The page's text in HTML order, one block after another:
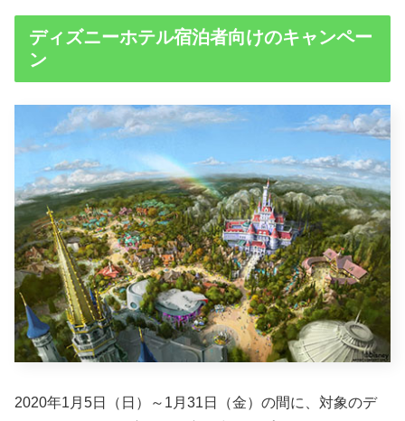
ディズニーホテル宿泊者向けのキャンペー
ン
2020年1月5日（日）～1月31日（金）の間に、対象のデ